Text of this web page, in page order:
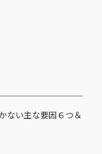
ない主な要因６つ＆